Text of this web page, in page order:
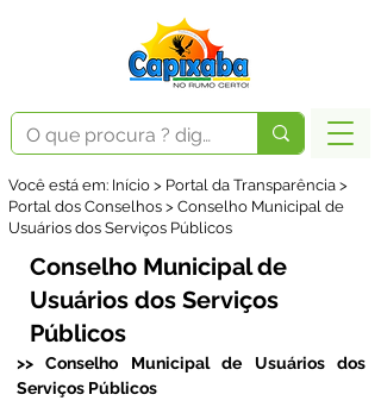
Você está em: Início > Portal da Transparência >
Portal dos Conselhos > Conselho Municipal de
Usuários dos Serviços Públicos
Conselho Municipal de
Usuários dos Serviços
Públicos
>> Conselho Municipal de Usuários dos
Serviços Públicos